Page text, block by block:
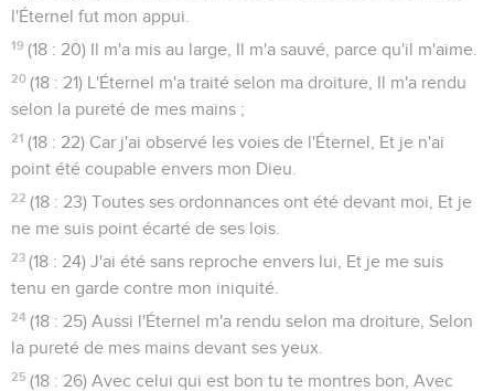
l'Éternel fut mon appui.
19 (18 : 20) Il m'a mis au large, Il m'a sauvé, parce qu'il m'aime.
20 (18 : 21) L'Éternel m'a traité selon ma droiture, Il m'a rendu
selon la pureté de mes mains ;
21 (18 : 22) Car j'ai observé les voies de l'Éternel, Et je n'ai
point été coupable envers mon Dieu.
22 (18 : 23) Toutes ses ordonnances ont été devant moi, Et je
ne me suis point écarté de ses lois.
23 (18 : 24) J'ai été sans reproche envers lui, Et je me suis
tenu en garde contre mon iniquité.
24 (18 : 25) Aussi l'Éternel m'a rendu selon ma droiture, Selon
la pureté de mes mains devant ses yeux.
25 (18 : 26) Avec celui qui est bon tu te montres bon, Avec